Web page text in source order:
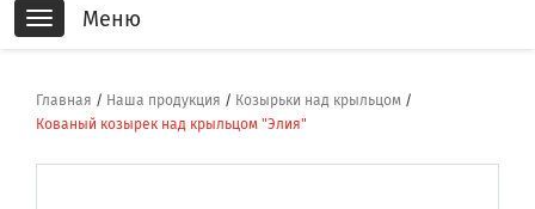
Toggle
navigation
Меню
Главная / Наша продукция / Козырьки над крыльцом /
Кованый козырек над крыльцом "Элия"